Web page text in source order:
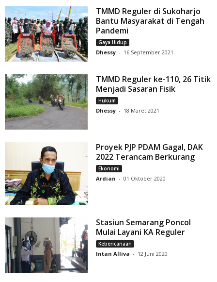
TMMD Reguler di Sukoharjo
Bantu Masyarakat di Tengah
Pandemi
Gaya Hidup
Dhessy - 16 September 2021
TMMD Reguler ke-110, 26 Titik
Menjadi Sasaran Fisik
Hukum
Dhessy - 18 Maret 2021
Proyek PJP PDAM Gagal, DAK
2022 Terancam Berkurang
Ekonomi
Ardian - 01 Oktober 2020
Stasiun Semarang Poncol
Mulai Layani KA Reguler
Kebencanaan
Intan Alliva - 12 Juni 2020